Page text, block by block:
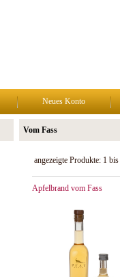
Neues Konto
Vom Fass
angezeigte Produkte: 1bis
Apfelbrand vom Fass